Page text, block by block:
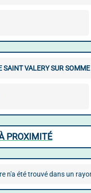
SAINT VALERY SUR
PROXIMITÉ
n'a été trouvé dans un